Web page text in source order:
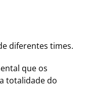
diferentes times.
que os
totalidade do